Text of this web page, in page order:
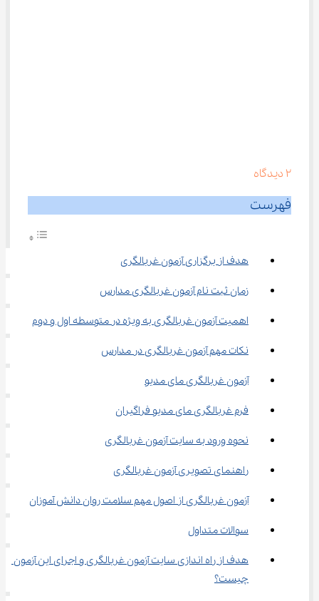
2 دیدگاه
فهرست
هدف از برگزاری آزمون غربالگری
زمان ثبت نام آزمون غربالگری مدارس
اهمیت آزمون غربالگری به ویژه در متوسطه اول و دوم
نکات مهم آزمون غربالگری در مدارس
آزمون غربالگری مای مدیو
فرم غربالگری مای مدیو فراگیران
نحوه ورود به سایت آزمون غربالگری
راهنمای تصویری آزمون غربالگری
آزمون غربالگری از اصول مهم سلامت روان دانش آموزان
سوالات متداول
هدف از راه اندازی سایت آزمون غربالگری و اجرای این آزمون
چیست؟